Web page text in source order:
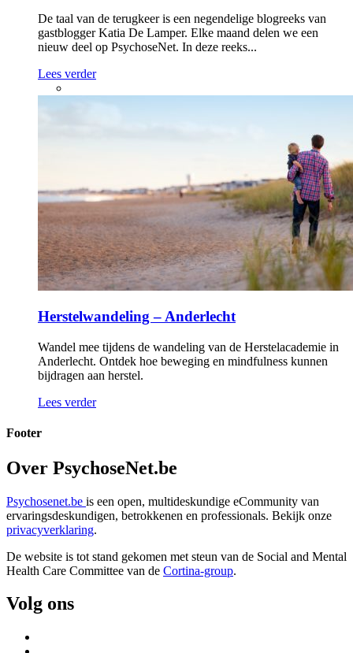
De taal van de terugkeer is een negendelige blogreeks van
gastblogger Katia De Lamper. Elke maand delen we een
nieuw deel op PsychoseNet. In deze reeks...
Lees verder
Herstelwandeling – Anderlecht
Wandel mee tijdens de wandeling van de Herstelacademie in
Anderlecht. Ontdek hoe beweging en mindfulness kunnen
bijdragen aan herstel.
Lees verder
Footer
Over PsychoseNet.be
Psychosenet.be is een open, multideskundige eCommunity van
ervaringsdeskundigen, betrokkenen en professionals. Bekijk onze
privacyverklaring.
De website is tot stand gekomen met steun van de Social and Mental
Health Care Committee van de Cortina-group.
Volg ons